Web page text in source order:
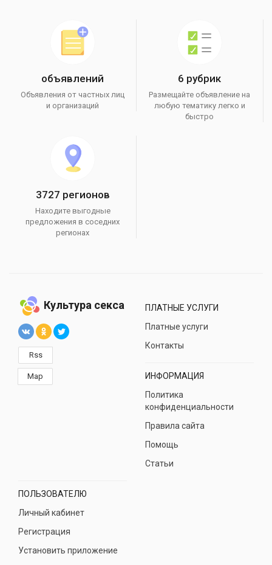
объявлений
Объявления от частных лиц
и организаций
6 рубрик
Размещайте объявление на
любую тематику легко и
быстро
3727 регионов
Находите выгодные
предложения в соседних
регионах
Культура секса
Rss
Map
ПЛАТНЫЕ УСЛУГИ
Платные услуги
Контакты
ИНФОРМАЦИЯ
Политика
конфиденциальности
Правила сайта
Помощь
Статьи
ПОЛЬЗОВАТЕЛЮ
Личный кабинет
Регистрация
Установить приложение